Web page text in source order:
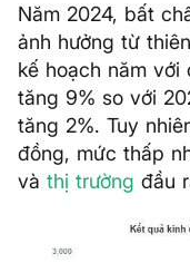
Năm 2024, bất
ảnh hưởng từ
kế hoạch năm
tăng 9% so với
tăng 2%. Tuy
đồng, mức thấp
và thị trường đầu